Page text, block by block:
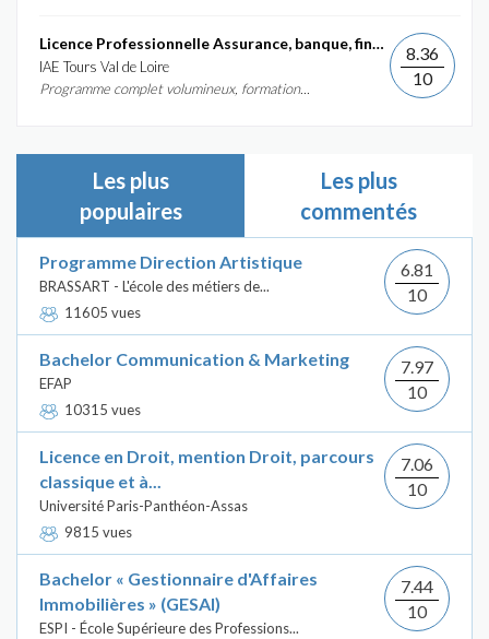
Licence Professionnelle Assurance, banque, finance :...
IAE Tours Val de Loire
Programme complet volumineux, formation...
8.36
10
Les plus
populaires
Les plus
commentés
Programme Direction Artistique
BRASSART - L'école des métiers de...
11605 vues
6.81
10
Bachelor Communication & Marketing
EFAP
10315 vues
7.97
10
Licence en Droit, mention Droit, parcours
classique et à...
Université Paris-Panthéon-Assas
9815 vues
7.06
10
Bachelor « Gestionnaire d'Affaires
Immobilières » (GESAI)
ESPI - École Supérieure des Professions...
7.44
10